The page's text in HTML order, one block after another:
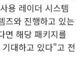
용 레이더 시스템
즈와 진행하고 있는
면 해당 패키지를
대하고 있다"고 전